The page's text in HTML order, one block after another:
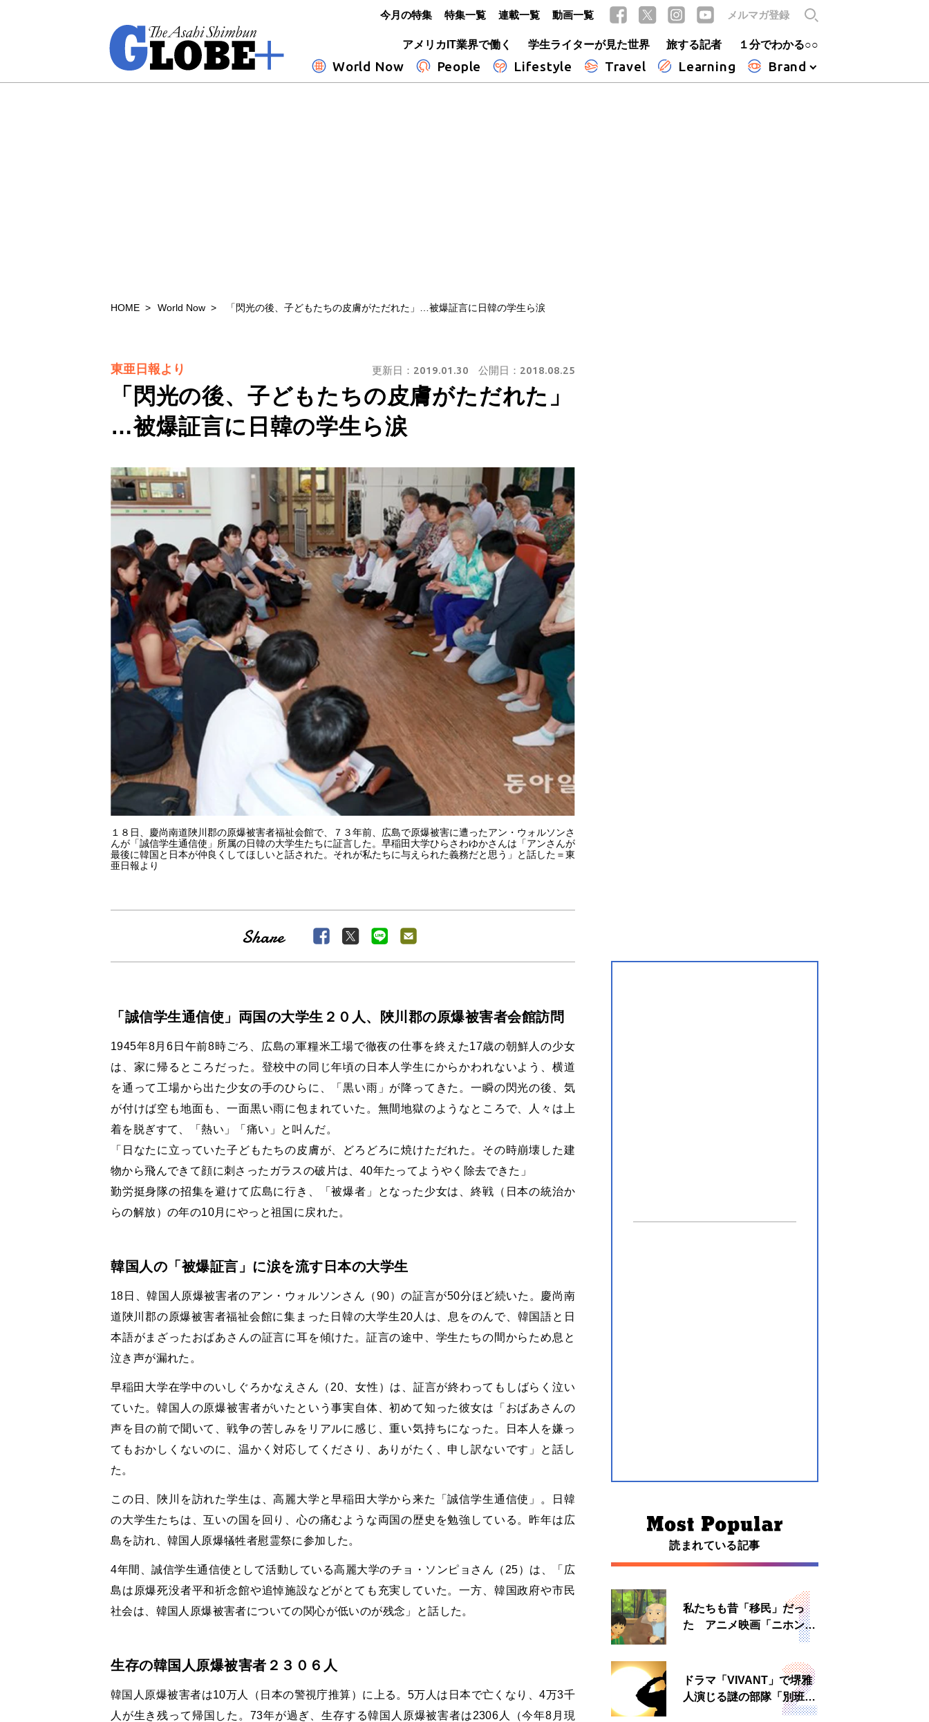
アメリカIT業界で働く
学生ライターが見た世界 旅する記者 １分でわかる○○
World Now People Lifestyle Travel Learning Brand
今月の特集 特集一覧 連載一覧 動画一覧 メルマガ登録
HOME World Now 「閃光の後、子どもたちの皮膚がただれた」…被爆証言に日韓の学生ら涙
「閃光の後、子どもたちの皮膚がただれた」
…被爆証言に日韓の学生ら涙
東亜日報より 更新日： 2019.01.30 公開日： 2018.08.25
１８日、慶尚南道陜川郡の原爆被害者福祉会館で、７３年前、広島で原爆被害に遭ったアン・ウォルソンさ
んが「誠信学生通信使」所属の日韓の大学生たちに証言した。早稲田大学ひらさわゆかさんは「アンさんが
最後に韓国と日本が仲良くしてほしいと話された。それが私たちに与えられた義務だと思う」と話した＝東
亜日報より
「誠信学生通信使」両国の大学生２０人、陜川郡の原爆被害者会館訪問
1945年8月6日午前8時ごろ、広島の軍糧米工場で徹夜の仕事を終えた17歳の朝鮮人の少女
は、家に帰るところだった。登校中の同じ年頃の日本人学生にからかわれないよう、横道
を通って工場から出た少女の手のひらに、「黒い雨」が降ってきた。一瞬の閃光の後、気
が付けば空も地面も、一面黒い雨に包まれていた。無間地獄のようなところで、人々は上
着を脱ぎすて、「熱い」「痛い」と叫んだ。
「日なたに立っていた子どもたちの皮膚が、どろどろに焼けただれた。その時崩壊した建
物から飛んできて顔に刺さったガラスの破片は、40年たってようやく除去できた」
勤労挺身隊の招集を避けて広島に行き、「被爆者」となった少女は、終戦（日本の統治か
らの解放）の年の10月にやっと祖国に戻れた。
韓国人の「被爆証言」に涙を流す日本の大学生
18日、韓国人原爆被害者のアン・ウォルソンさん（90）の証言が50分ほど続いた。慶尚南
道陜川郡の原爆被害者福祉会館に集まった日韓の大学生20人は、息をのんで、韓国語と日
本語がまざったおばあさんの証言に耳を傾けた。証言の途中、学生たちの間からため息と
泣き声が漏れた。
早稲田大学在学中のいしぐろかなえさん（20、女性）は、証言が終わってもしばらく泣い
ていた。韓国人の原爆被害者がいたという事実自体、初めて知った彼女は「おばあさんの
声を目の前で聞いて、戦争の苦しみをリアルに感じ、重い気持ちになった。日本人を嫌っ
てもおかしくないのに、温かく対応してくださり、ありがたく、申し訳ないです」と話し
た。
この日、陜川を訪れた学生は、高麗大学と早稲田大学から来た「誠信学生通信使」。日韓
の大学生たちは、互いの国を回り、心の痛むような両国の歴史を勉強している。昨年は広
島を訪れ、韓国人原爆犠牲者慰霊祭に参加した。
4年間、誠信学生通信使として活動している高麗大学のチョ・ソンピョさん（25）は、「広
島は原爆死没者平和祈念館や追悼施設などがとても充実していた。一方、韓国政府や市民
社会は、韓国人原爆被害者についての関心が低いのが残念」と話した。
生存の韓国人原爆被害者２３０６人
韓国人原爆被害者は10万人（日本の警視庁推算）に上る。5万人は日本で亡くなり、4万3千
人が生き残って帰国した。73年が過ぎ、生存する韓国人原爆被害者は2306人（今年8月現
読まれている記事
私たちも昔「移民」だっ
た アニメ映画「ニホンジ
ドラマ「VIVANT」で堺雅
人演じる謎の部隊「別班」
は実在する？内情知る人物